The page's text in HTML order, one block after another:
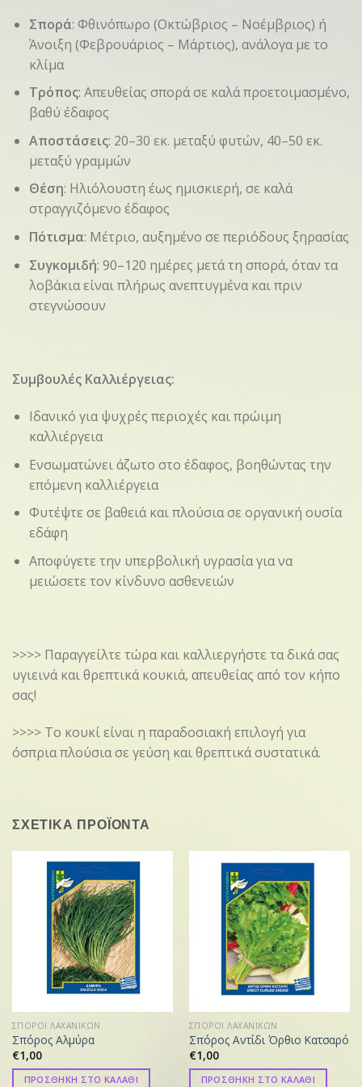
Σπορά: Φθινόπωρο (Οκτώβριος – Νοέμβριος) ή
Άνοιξη (Φεβρουάριος – Μάρτιος), ανάλογα με το
κλίμα
Τρόπος: Απευθείας σπορά σε καλά προετοιμασμένο,
βαθύ έδαφος
Αποστάσεις: 20–30 εκ. μεταξύ φυτών, 40–50 εκ.
μεταξύ γραμμών
Θέση: Ηλιόλουστη έως ημισκιερή, σε καλά
στραγγιζόμενο έδαφος
Πότισμα: Μέτριο, αυξημένο σε περιόδους ξηρασίας
Συγκομιδή: 90–120 ημέρες μετά τη σπορά, όταν τα
λοβάκια είναι πλήρως ανεπτυγμένα και πριν
στεγνώσουν
Συμβουλές Καλλιέργειας:
Ιδανικό για ψυχρές περιοχές και πρώιμη
καλλιέργεια
Ενσωματώνει άζωτο στο έδαφος, βοηθώντας την
επόμενη καλλιέργεια
Φυτέψτε σε βαθειά και πλούσια σε οργανική ουσία
εδάφη
Αποφύγετε την υπερβολική υγρασία για να
μειώσετε τον κίνδυνο ασθενειών
>>>> Παραγγείλτε τώρα και καλλιεργήστε τα δικά σας
υγιεινά και θρεπτικά κουκιά, απευθείας από τον κήπο
σας!
>>>> Το κουκί είναι η παραδοσιακή επιλογή για
όσπρια πλούσια σε γεύση και θρεπτικά συστατικά.
ΣΧΕΤΙΚΑ ΠΡΟΪΟΝΤΑ
ΣΠΟΡΟΙ ΛΑΧΑΝΙΚΩΝ
Σπόρος Αλμύρα
€1,00
ΠΡΟΣΘΗΚΗ ΣΤΟ ΚΑΛΑΘΙ
ΣΠΟΡΟΙ ΛΑΧΑΝΙΚΩΝ
Σπόρος Αντίδι Όρθιο Κατσαρό
€1,00
ΠΡΟΣΘΗΚΗ ΣΤΟ ΚΑΛΑΘΙ